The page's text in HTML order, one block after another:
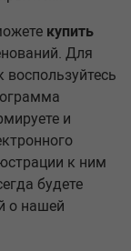
купить
Для
и
к ним
будете
о нашей